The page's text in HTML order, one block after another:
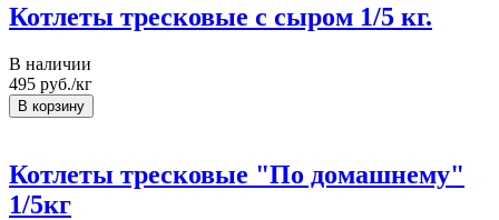
Котлеты тресковые с сыром 1/5 кг.
В наличии
495 руб./кг
Котлеты тресковые "По домашнему"
1/5кг